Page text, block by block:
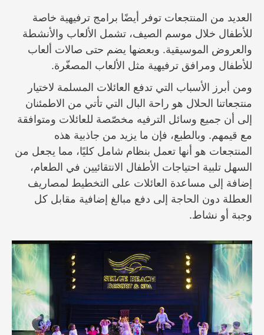
العديد من المنتجعات توفر أيضًا برامج ترفيهية خاصة
للأطفال خلال موسم الصيف، تشمل الألعاب والأنشطة
والعروض الموسيقية. وبعضها يضم حتى صالات ألعاب
للأطفال ومرافق ترفيهية مثل الألعاب المصغّرة.
ومن أبرز الأسباب التي تدفع العائلات المسلمة لاختيار
منتجعاتنا الحلال هو راحة البال التي تأتي من الاطمئنان
إلى أن جميع وسائل الترفيه مخصّصة للعائلات ومتوافقة
مع قيمهم. وبالطبع، فإن ما يزيد من جاذبية هذه
المنتجعات هو أنها تعمل بنظام شامل كليًا، مما يجعل من
السهل تلبية احتياجات الأطفال الانتقائيين في الطعام،
إضافة إلى مساعدة العائلات على التخطيط لمصاريف
العطلة دون الحاجة إلى دفع مبالغ إضافية مقابل كل
وجبة أو نشاط.